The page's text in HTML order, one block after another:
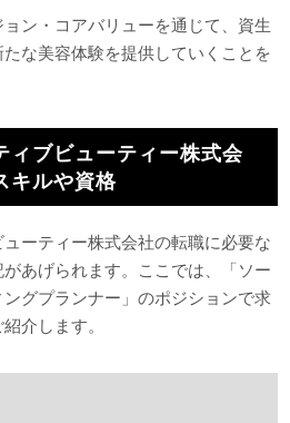
ン・コアバリューを通じて、資生
な美容体験を提供していくことを
ィブビューティー株式会
キルや資格
ーティー株式会社の転職に必要な
あげられます。ここでは、「ソー
グプランナー」のポジションで求
介します。